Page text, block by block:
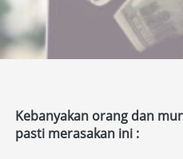
Kebanyakan orang dan
pasti merasakan ini :